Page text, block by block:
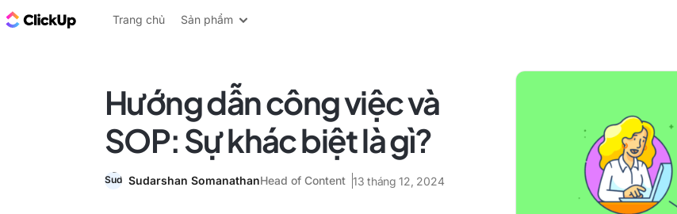
ClickUp Blog
Trang chủ Sản phẩm
Hướng dẫn công việc và
SOP: Sự khác biệt là gì?
Sudarshan SomanathanHead of Content 13 tháng 12, 2024